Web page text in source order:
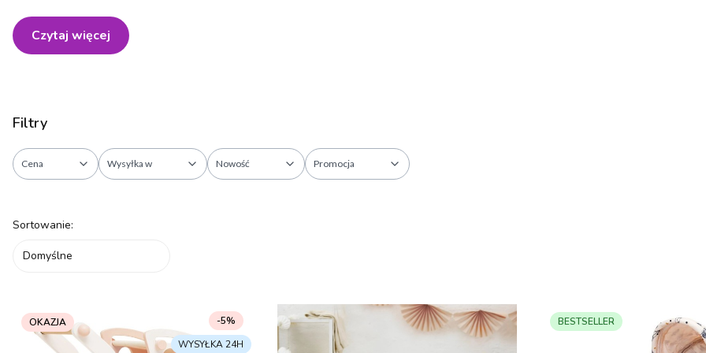
Czytaj więcej
Filtry
Cena Wysyłka w Nowość Promocja
Lista produktów
Sortowanie:
Domyślne
OKAZJA -5% BESTSELLER